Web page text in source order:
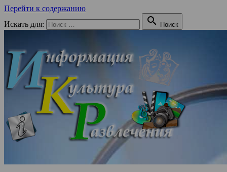
Перейти к содержанию
Искать для:
 Поиск